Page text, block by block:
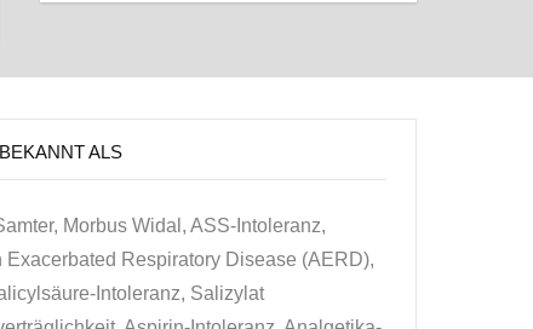
ALS
Morbus Widal, ASS-Intoleranz,
Respiratory Disease (AERD),
Intoleranz, Salizylat